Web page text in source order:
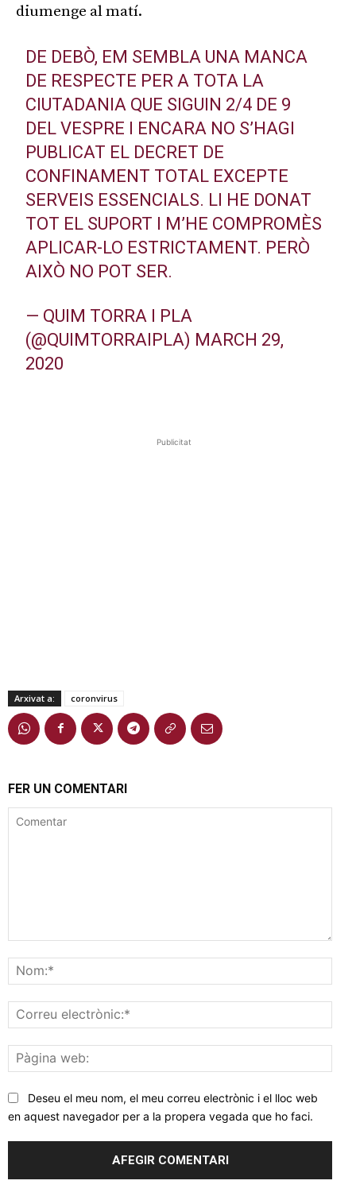
diumenge al matí.
DE DEBÒ, EM SEMBLA UNA MANCA
DE RESPECTE PER A TOTA LA
CIUTADANIA QUE SIGUIN 2/4 DE 9
DEL VESPRE I ENCARA NO S’HAGI
PUBLICAT EL DECRET DE
CONFINAMENT TOTAL EXCEPTE
SERVEIS ESSENCIALS. LI HE DONAT
TOT EL SUPORT I M’HE COMPROMÈS
APLICAR-LO ESTRICTAMENT. PERÒ
AIXÒ NO POT SER.
— QUIM TORRA I PLA
(@QUIMTORRAIPLA) MARCH 29,
2020
Publicitat
Arxivat a: coronvirus
FER UN COMENTARI
web:
Deseu el meu nom, el meu correu electrònic i el lloc web
en aquest navegador per a la propera vegada que ho faci.